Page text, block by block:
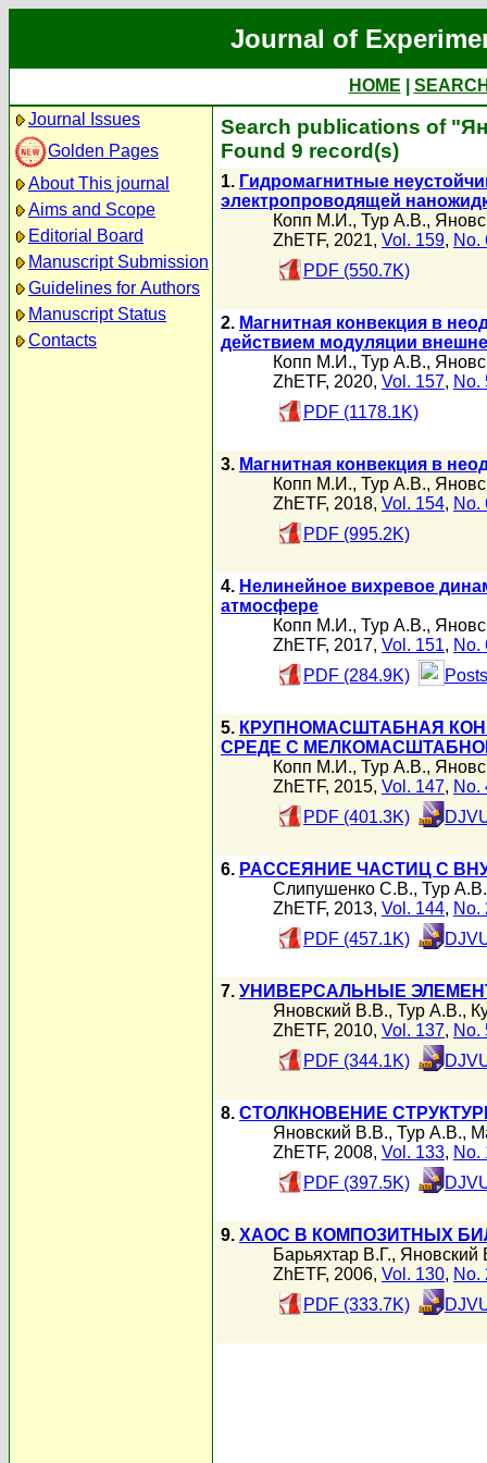
Journal of
HOME
Journal Issues
Golden Pages
About This journal
Aims and Scope
Editorial Board
Manuscript Submission
Guidelines for Authors
Manuscript Status
Contacts
Search publications of
Found 9 record(s)
1. Гидромагнитные
электропроводящей
Копп М.И., Тур А.В.,
ZhETF, 2021, Vol. 159, No.
PDF (550.7K)
2. Магнитная конвекция в
действием модуляции
Копп М.И., Тур А.В.,
ZhETF, 2020, Vol. 157, No.
PDF (1178.1K)
3. Магнитная конвекция в
Копп М.И., Тур А.В.,
ZhETF, 2018, Vol. 154, No.
PDF (995.2K)
4. Нелинейное вихревое
атмосфере
Копп М.И., Тур А.В.,
ZhETF, 2017, Vol. 151, No.
PDF (284.9K)
5. КРУПНОМАСШТАБНАЯ
СРЕДЕ С
Копп М.И., Тур А.В.,
ZhETF, 2015, Vol. 147, No.
PDF (401.3K)
6. РАССЕЯНИЕ ЧАСТИЦ С
Слипушенко С.В., Тур А.В.
ZhETF, 2013, Vol. 144, No.
PDF (457.1K)
7. УНИВЕРСАЛЬНЫЕ
Яновский В.В., Тур А.В.,
ZhETF, 2010, Vol. 137, No.
PDF (344.1K)
8. СТОЛКНОВЕНИЕ
Яновский В.В., Тур А.В.,
ZhETF, 2008, Vol. 133, No.
PDF (397.5K)
9. ХАОС В КОМПОЗИТНЫХ
Барьяхтар В.Г., Яновский
ZhETF, 2006, Vol. 130, No.
PDF (333.7K)